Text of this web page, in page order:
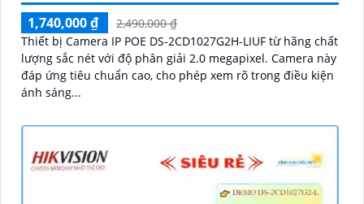
1,740,000 ₫
2,490,000 ₫
Thiết bị Camera IP POE DS-2CD1027G2H-LIUF từ hãng chất
lượng sắc nét với độ phân giải 2.0 megapixel. Camera này
đáp ứng tiêu chuẩn cao, cho phép xem rõ trong điều kiện
ánh sáng...